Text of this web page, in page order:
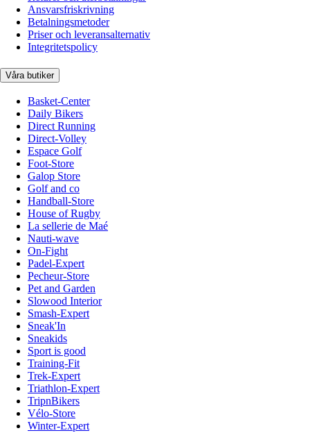
Ansvarsfriskrivning
Betalningsmetoder
Priser och leveransalternativ
Integritetspolicy
Våra butiker
Basket-Center
Daily Bikers
Direct Running
Direct-Volley
Espace Golf
Foot-Store
Galop Store
Golf and co
Handball-Store
House of Rugby
La sellerie de Maé
Nauti-wave
On-Fight
Padel-Expert
Pecheur-Store
Pet and Garden
Slowood Interior
Smash-Expert
Sneak'In
Sneakids
Sport is good
Training-Fit
Trek-Expert
Triathlon-Expert
TripnBikers
Vélo-Store
Winter-Expert